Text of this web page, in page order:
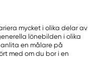
mycket i olika delar av
lönebilden i olika
en målare på
med om du bor i en